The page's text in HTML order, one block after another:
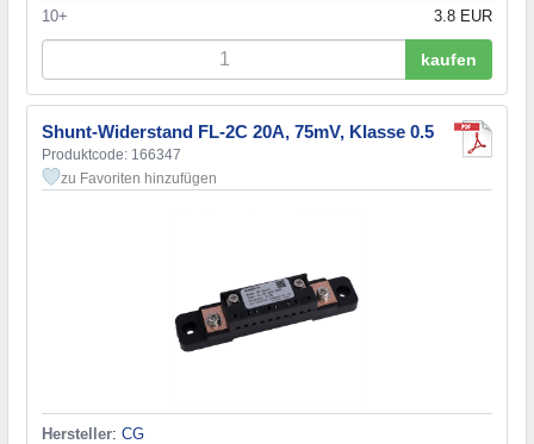
10+ 3.8 EUR
kaufen
Shunt-Widerstand FL-2C 20A, 75mV, Klasse 0.5
Produktcode: 166347
zu Favoriten hinzufügen
Hersteller: CG